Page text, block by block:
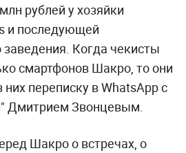
рублей у хозяйки
и последующей
заведения. Когда чекисты
смартфонов Шакро, то они
переписку в WhatsApp с
Дмитрием Звонцевым.
Шакро о встречах, о